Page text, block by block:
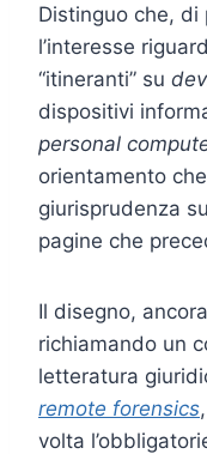
Distinguo che, di
l’interesse
“itineranti” su
dispositivi
personal
orientamento
giurisprudenza
pagine che
Il disegno,
richiamando un
letteratura
remote forensics
volta